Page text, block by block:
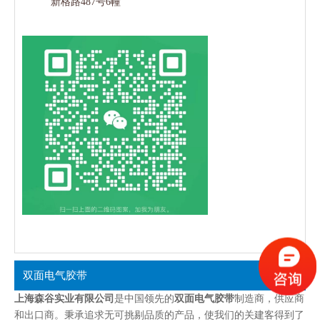
双面电气胶带
上海森谷实业有限公司 是中国领先的双面电气胶带制造商，供应商
和出口商。秉承追求无可挑剔品质的产品，使我们的关建客得到了